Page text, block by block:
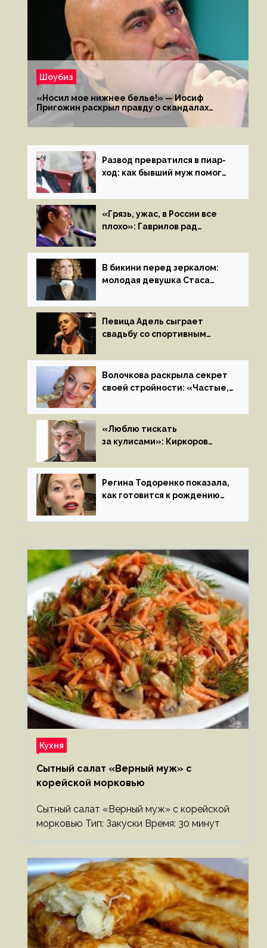
Шоубиз
«Носил мое нижнее белье!» — Иосиф
Пригожин раскрыл правду о скандалах
с мужем своей экс-жены
Развод превратился в пиар-
ход: как бывший муж помог
«Грязь, ужас, в России все
плохо»: Гаврилов рад
иноагентов
В бикини перед зеркалом:
молодая девушка Стаса
на камеру
Певица Адель сыграет
свадьбу со спортивным
летом
Волочкова раскрыла секрет
своей стройности: «Частые,
«Люблю тискать
за кулисами»: Киркоров
к молодой особе
Регина Тодоренко показала,
как готовится к рождению
Кухня
Сытный салат «Верный муж» с
корейской морковью
Сытный салат «Верный муж» с корейской
морковью Тип: Закуски Время: 30 минут